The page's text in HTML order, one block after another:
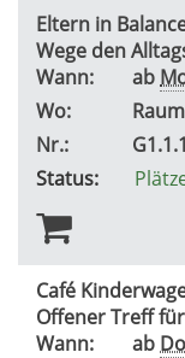
Eltern in
Wege den
Wann:
ab
Wo:
Nr.:
Status:
Café
Offener Treff
Wann:
ab